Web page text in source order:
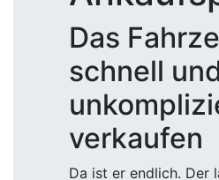
Das
schnell
verkaufen
Da ist er endlich. Der